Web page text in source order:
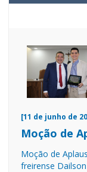
[11 de junho de
Moção de
Moção de
freirense